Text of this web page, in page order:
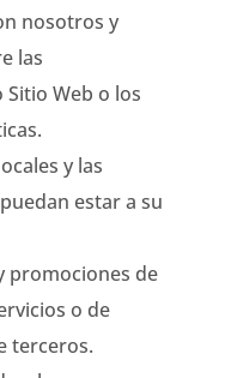
nosotros y
las
Web o los
y las
estar a su
promociones de
o de
terceros.